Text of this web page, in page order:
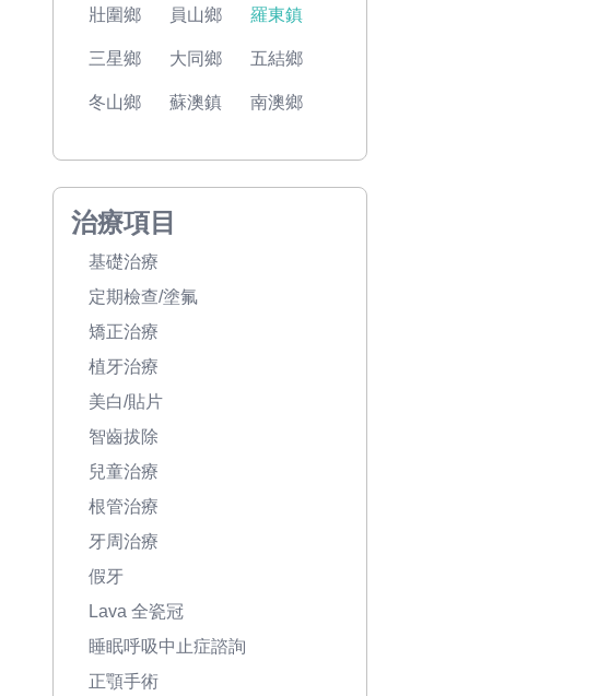
壯圍鄉 員山鄉 羅東鎮
三星鄉 大同鄉 五結鄉
冬山鄉 蘇澳鎮 南澳鄉
治療項目
基礎治療
定期檢查/塗氟
矯正治療
植牙治療
美白/貼片
智齒拔除
兒童治療
根管治療
牙周治療
假牙
Lava 全瓷冠
睡眠呼吸中止症諮詢
正顎手術